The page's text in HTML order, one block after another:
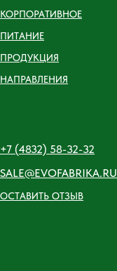
КОРПОРАТИВНОЕ
ПИТАНИЕ
ПРОДУКЦИЯ
НАПРАВЛЕНИЯ
+7 (4832) 58-32-32
SALE@EVOFABRIKA.RU
ОСТАВИТЬ ОТЗЫВ